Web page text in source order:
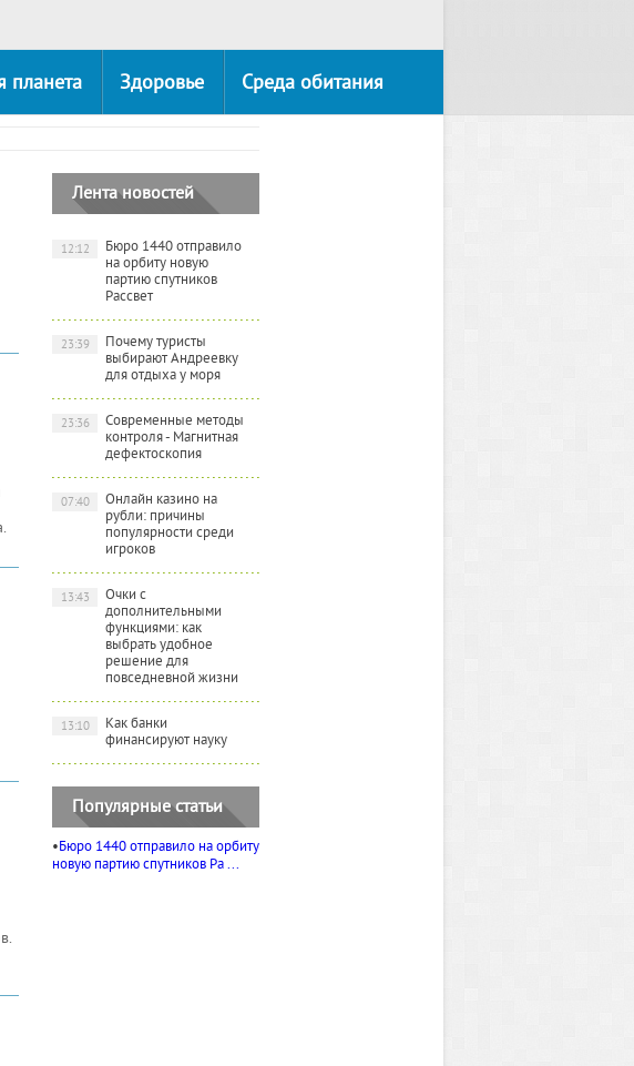
планета Здоровье Среда обитания
Лента новостей
Бюро 1440 отправило
на орбиту новую
партию спутников
Рассвет
12:12
Почему туристы
выбирают Андреевку
для отдыха у моря
23:39
Современные методы
контроля - Магнитная
дефектоскопия
23:36
Онлайн казино на
рубли: причины
популярности среди
игроков
07:40
Очки с
дополнительными
функциями: как
выбрать удобное
решение для
повседневной жизни
13:43
Как банки
финансируют науку
13:10
Популярные статьи
•Бюро 1440 отправило на орбиту
новую партию спутников Ра ...